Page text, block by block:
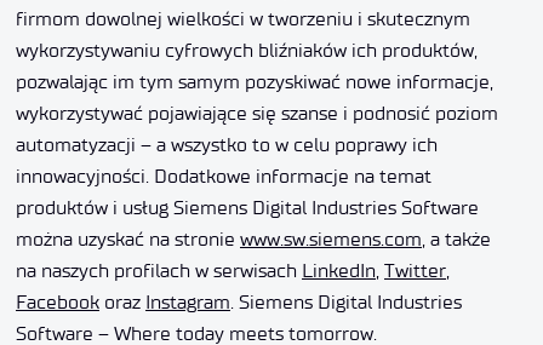
firmom dowolnej wielkości w tworzeniu i skutecznym
wykorzystywaniu cyfrowych bliźniaków ich produktów,
pozwalając im tym samym pozyskiwać nowe informacje,
wykorzystywać pojawiające się szanse i podnosić poziom
automatyzacji – a wszystko to w celu poprawy ich
innowacyjności. Dodatkowe informacje na temat
produktów i usług Siemens Digital Industries Software
można uzyskać na stronie www.sw.siemens.com , a także
na naszych profilach w serwisach LinkedIn Twitter
Facebook oraz Instagram . Siemens Digital Industries
Software – Where today meets tomorrow.